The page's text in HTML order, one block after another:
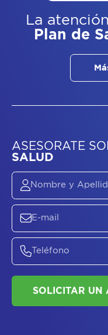
La
Plan de
ASESORATE
SALUD